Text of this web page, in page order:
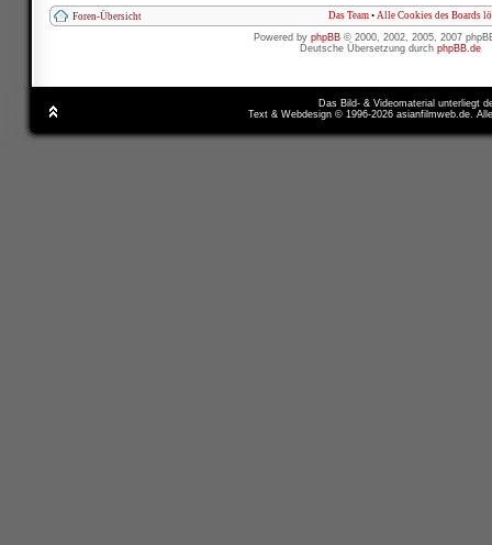
Foren-Übersicht Das Team • Alle Cookies des Boards
Powered by phpBB © 2000, 2002, 2005, 2007
Deutsche Übersetzung durch phpBB.de
Das Bild- & Videomaterial unterliegt
Text & Webdesign © 1996-2026 asianfilmweb.de.